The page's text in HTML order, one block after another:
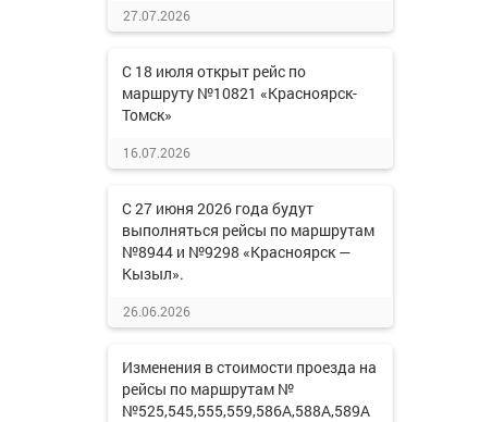
27.07.2026
С 18 июля открыт рейс по
маршруту №10821 «Красноярск-
Томск»
16.07.2026
С 27 июня 2026 года будут
выполняться рейсы по маршрутам
№8944 и №9298 «Красноярск —
Кызыл».
26.06.2026
Изменения в стоимости проезда на
рейсы по маршрутам №
№525,545,555,559,586А,588А,589А